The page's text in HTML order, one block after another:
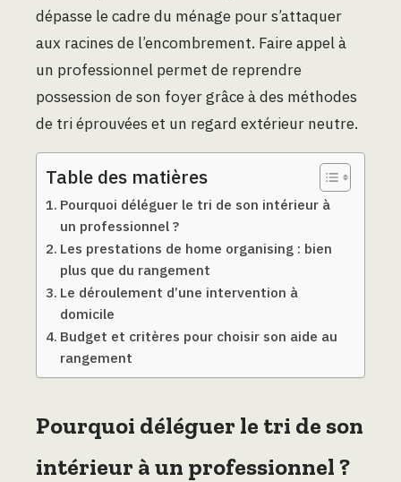
dépasse le cadre du ménage pour s’attaquer
aux racines de l’encombrement. Faire appel à
un professionnel permet de reprendre
possession de son foyer grâce à des méthodes
de tri éprouvées et un regard extérieur neutre.
Table des matières
Pourquoi déléguer le tri de son intérieur à
un professionnel ?
Les prestations de home organising : bien
plus que du rangement
Le déroulement d’une intervention à
domicile
Budget et critères pour choisir son aide au
rangement
Pourquoi déléguer le tri de son
intérieur à un professionnel ?